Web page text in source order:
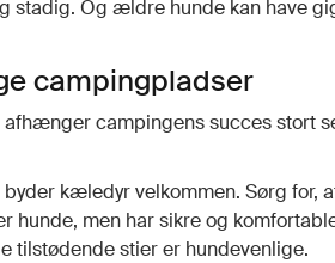
stadig. Og ældre hunde kan have
campingpladser
afhænger campingens succes stort
kæledyr velkommen. Sørg for,
hunde, men har sikre og
tilstødende stier er hundevenlige.